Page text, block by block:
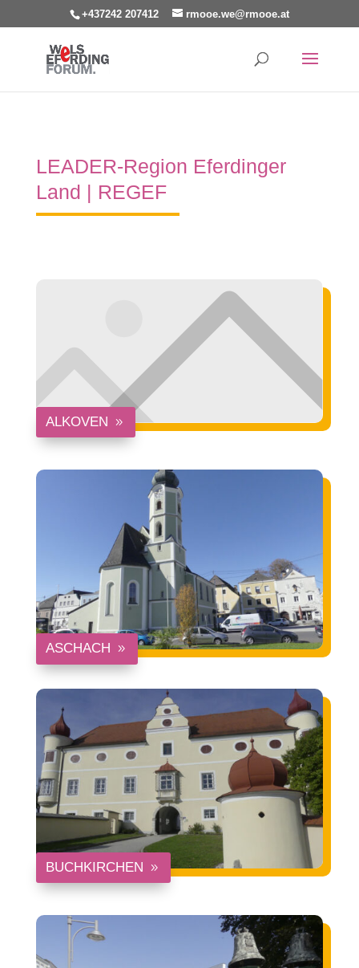
+437242 207412 rmooe.we@rmooe.at
LEADER-Region Eferdinger
Land | REGEF
ALKOVEN
ASCHACH
BUCHKIRCHEN